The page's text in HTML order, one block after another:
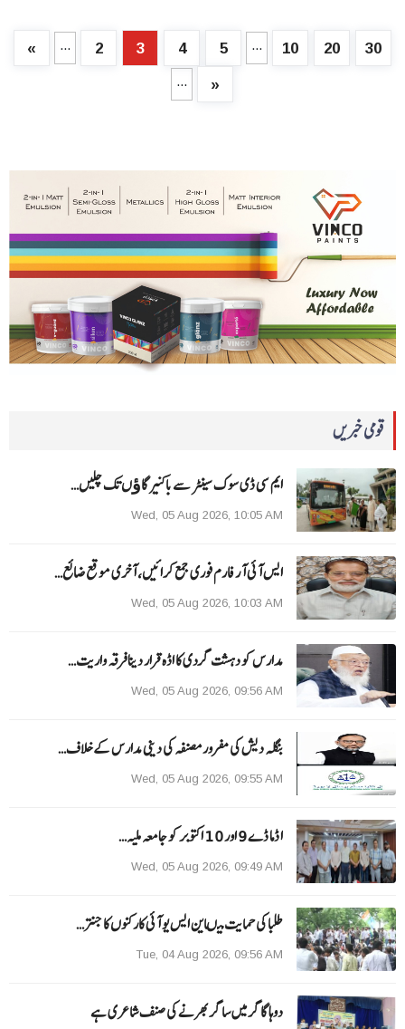
قومی خبریں
ایم سی ڈی سوک سینٹر سے باکنیر گاﺅں تک چلیں…
Wed, 05 Aug 2026, 10:05 AM
ایس آئی آر فارم فوری جمع کرائیں، آخری موقع ضائع…
Wed, 05 Aug 2026, 10:03 AM
مدارس کو دہشت گردی کا اڈہ قرار دینا فرقہ واریت…
Wed, 05 Aug 2026, 09:56 AM
بنگلہ دیش کی مفرور مصنفہ کی دینی مدارس کے خلاف…
Wed, 05 Aug 2026, 09:55 AM
ا ڈما ڈے 9 اور 10 اکتوبر کو جامعہ ملیہ…
Wed, 05 Aug 2026, 09:49 AM
طلبا کی حمایت میںاین ایس یو آئی کارکنوں کا جنتر…
Tue, 04 Aug 2026, 09:56 AM
دوہا گاگر میں ساگر بھرنے کی صنف شاعری ہے
« ... 2 3 4 5 ... 10 20 30
... »